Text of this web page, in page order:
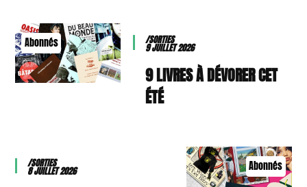
Abonnés /SORTIES
9 JUILLET 2026
9 LIVRES À DÉVORER CET
ÉTÉ
Abonnés
/SORTIES
8 JUILLET 2026